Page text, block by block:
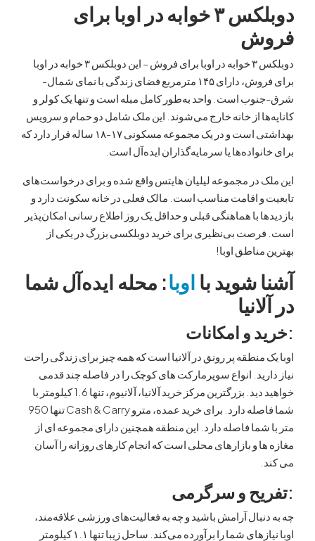
دوبلکس ۳ خوابه در اوبا برای
دوبلکس ۳ خوابه در اوبا برای فروش – این دوبلکس ۳ خوابه در اوبا
برای فروش، دارای ۱۴۵ مترمربع فضای زندگی با نمای شمال-
است. واحد به‌طور کامل مبله است و تنها یک کولر و
از خانه خارج می‌شوند. این ملک شامل دو حمام و سرویس
بهداشتی است و در یک مجموعه مسکونی ۱۷-۱۸ ساله قرار دارد که
یا سرمایه‌گذاران ایده‌آل است.
در مجموعه لیلیان هایتس واقع شده و برای درخواست‌های
و اقامت مناسب است. مالک فعلی در خانه سکونت دارد و
با هماهنگی قبلی و حداقل یک روز اطلاع رسانی امکان‌پذیر
بی‌نظیری برای خرید دوبلکسی بزرگ در یکی از
اوبا!
شوید بااوبا: محله ایده‌آل شما
و امکانات
منطقه پر رونق در آلانیا است که همه چیز برای زندگی راحت
انواع سوپرمارکت های کوچک را در فاصله چند قدمی
خواهید دید. بزرگترین مرکز خرید آلانیا، آلانیوم، تنها 1.6 کیلومتر با
شما فاصله دارد. برای خرید عمده، مترو Cash & Carry تنها 950
فاصله دارد. این منطقه همچنین دارای مجموعه ای از
و بازارهای محلی است که انجام کارهای روزانه را آسان
و سرگرمی
آرامش باشید و چه به فعالیت‌های ورزشی علاقه‌مند،
اوبا نیازهای شما را برآورده می‌کند. ساحل زیبا تنها ۱.۱ کیلومتر